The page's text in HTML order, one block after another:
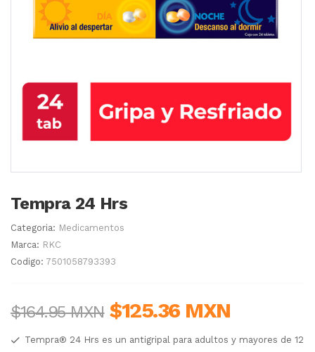
Tempra 24 Hrs
Categoria: Medicamentos
Marca: RKC
Codigo: 7501058793393
$164.95 MXN $125.36 MXN
Tempra® 24 Hrs es un antigripal para adultos y mayores de 12